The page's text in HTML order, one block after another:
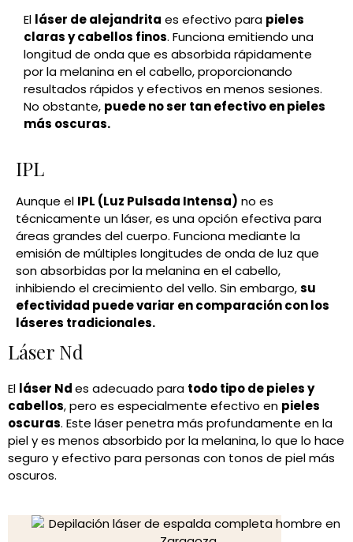
El láser de alejandrita es efectivo para pieles
claras y cabellos finos. Funciona emitiendo una
longitud de onda que es absorbida rápidamente
por la melanina en el cabello, proporcionando
resultados rápidos y efectivos en menos sesiones.
No obstante, puede no ser tan efectivo en pieles
más oscuras.
IPL
Aunque el IPL (Luz Pulsada Intensa) no es
técnicamente un láser, es una opción efectiva para
áreas grandes del cuerpo. Funciona mediante la
emisión de múltiples longitudes de onda de luz que
son absorbidas por la melanina en el cabello,
inhibiendo el crecimiento del vello. Sin embargo,su
efectividad puede variar en comparación con los
láseres tradicionales.
Láser Nd
El láser Ndes adecuado para todo tipo de pieles y
cabellos, pero es especialmente efectivo en pieles
oscuras. Este láser penetra más profundamente en la
piel y es menos absorbido por la melanina, lo que lo hace
seguro y efectivo para personas con tonos de piel más
oscuros.